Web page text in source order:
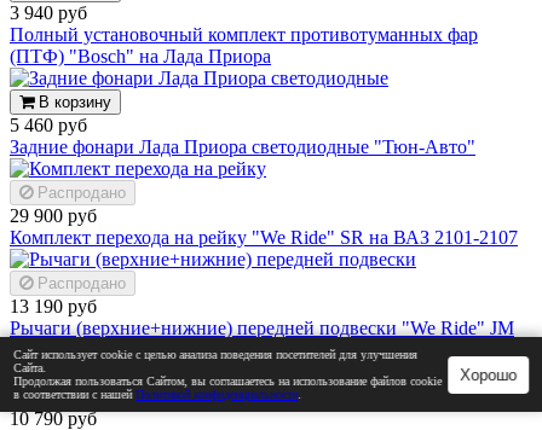
3 940 руб
Полный установочный комплект противотуманных фар
(ПТФ) "Bosch" на Лада Приора
В корзину
5 460 руб
Задние фонари Лада Приора светодиодные "Тюн-Авто"
Распродано
29 900 руб
Комплект перехода на рейку "We Ride" SR на ВАЗ 2101-2107
Распродано
13 190 руб
Рычаги (верхние+нижние) передней подвески "We Ride" JM
(от +100 мм до +150 мм) для ВАЗ 2101-2107
Распродано
10 790 руб
Сайт использует cookie с целью анализа поведения посетителей для улучшения
Сайта.
Продолжая пользоваться Сайтом, вы соглашаетесь на использование файлов cookie
в соответствии с нашейПолитикой конфиденциальности.
Хорошо